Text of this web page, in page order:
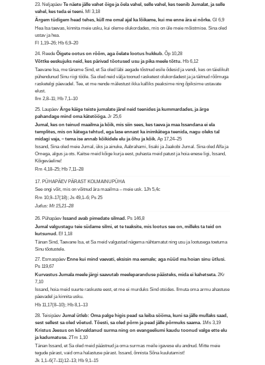
23. NeljapäevTe näete jälle vahet õige ja õela vahel, selle vahel, kes teenib Jumalat, ja selle
vahel, kes teda ei teeni. Ml 3,18
Ärgem tüdigem head tehes, küll me omal ajal ka lõikame, kui me enne ära ei nõrke.Gl 6,9
Hea Isa taevas, kinnita meie usku, kui oleme olukordades, mis on üle meie mõistmise. Sina oled
ustav ja hea.
Fl 1,19–26; Hb 6,9–20
24. ReedeÕigete ootus on rõõm, aga õelate lootus hukkub.Õp 10,28
Võttke eeskujuks neid, kes pärivad tõotused usu ja pika meele tõttu. Hb 6,12
Taevane Isa, me täname Sind, et Sa oled läbi aegade tõstnud esile õdesid ja vendi, kes on täielikult
pühendunud Sinu riigi tööle. Sa oled neid välja toonud rasketest olukordadest ja ja täitnud rõõmuga
rasketelgi päevadel. Tee, et me nende mälestust ikka kalliks peaksime ning õpiksime ustavate
elust.
Ilm 2,8–11; Hb 7,1–10
25. LaupäevÄrge käige teiste jumalate järel neid teenides ja kummardades, ja ärge
pahandage mind oma kätetööga.Jr 25,6
Jumal, kes on teinud maailma ja kõik, mis siin sees, kes taeva ja maa Issandana ei ela
templites, mis on kätega tehtud, ega lase ennast ka inimkätega teenida, nagu oleks tal
midagi vaja, – tema ise annab kõikidele elu ja õhu ja kõik.Ap 17,24–25
Issand, Sina oled meie Jumal, üks ja ainuke, Aabrahami, Iisaki ja Jaakobi Jumal. Sina oled Alfa ja
Omega, algus ja ots. Kaitse meid kõige kurja eest, puhasta meid patust ja hoia enese ligi, Issand,
Kõigeväeline!
Rm 4,18–25; Hb 7,11–28
17. PÜHAPÄEV PÄRAST KOLMAINUPÜHA
See ongi võit, mis on võitnud ära maailma – meie usk.1Jh 5,4c
Rm 10,9–17(18); Js 49,1–6; Ps 25
Jutlus: Mt 15,21–28
26. Pühapäev Issand avab pimedate silmad. Ps 146,8
Jumal valgustagu teie südame silmi, et te teaksite, mis lootus see on, milleks ta teid on
kutsunud. Ef 1,18
Tänan Sind, Taevane Isa, et Sa meid valgustad nägema nähtamatut ning usu ja lootusega toetuma
Sinu tõotustele.
27. Esmaspäev Enne kui mind vaevati, eksisin ma eemale; aga nüüd ma hoian sinu ütlusi.
Ps 119,67
Kurvastus Jumala meele järgi saavutab meeleparanduse päästeks, mida ei kahetseta.2Kr
7,10
Issand, hoia meid suurte raskuste eest, et me ei murduks Sind otsides. Ilmuta oma armu ahastuse
päevadel ja kinnita usku.
Hb 11,17(8–10); Hb 8,1–13
28. TeisipäevJumal ütleb: Oma palge higis pead sa leiba sööma, kuni sa jälle mullaks saad,
sest sellest sa oled võetud. Tõesti, sa oled põrm ja pead jälle põrmuks saama.1Ms 3,19
Kristus Jeesus on kõrvaldanud surma ning on evangeeliumi kaudu toonud valge ette elu
ja kadumatuse.2Tm 1,10
Tänan Issand, et Sa oled meid päästnud ja oma surmas meile igavese elu andnud. Mitte meie
tegude pärast, vaid oma halastuse pärast. Issand, õnnista Sõna kuulutamist!
Jk 1,1–6(7–11)12–13; Hb 9,1–15